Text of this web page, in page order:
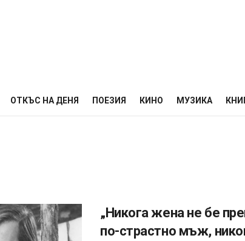
ОТКЪС НА ДЕНЯ ПОЕЗИЯ КИНО МУЗИКА
„Никога жена не бе
по-страстно мъж,